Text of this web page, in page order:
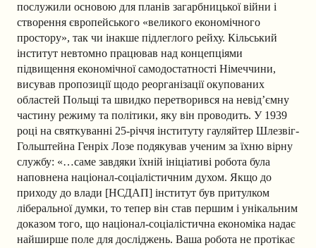
послужили основою для планів загарбницької війни і
створення європейського «великого економічного
простору», так чи інакше підлеглого рейху. Кільський
інститут невтомно працював над концепціями
підвищення економічної самодостатності Німеччини,
висував пропозиції щодо реорганізації окупованих
областей Польщі та швидко перетворився на невід’ємну
частину режиму та політики, яку він проводить. У 1939
році на святкуванні 25-річчя інституту гауляйтер Шлезвіг-
Гольштейна Генріх Лозе подякував ученим за їхню вірну
службу: «…саме завдяки їхній ініціативі робота була
наповнена націонал-соціалістичним духом. Якщо до
приходу до влади [НСДАП] інститут був притулком
ліберальної думки, то тепер він став першим і унікальним
доказом того, що націонал-соціалістична економіка надає
найширше поле для досліджень. Ваша робота не протікає